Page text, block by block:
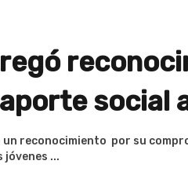
social
reconocimiento por su
jóvenes